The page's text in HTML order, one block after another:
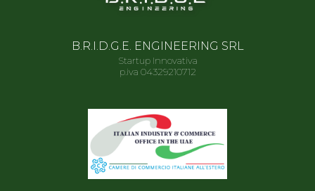
B.R.I.D.G.E. ENGINEERING SRL
Startup Innovativa
p.iva 04329210712